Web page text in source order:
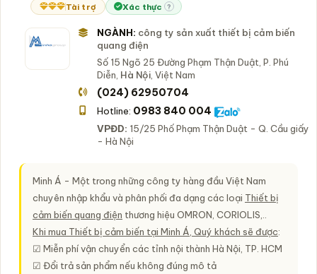
Tài trợ Xác thực ?
NGÀNH: công ty sản xuất thiết bị cảm biến
quang điện
Số 15 Ngõ 25 Đường Phạm Thận Duật, P. Phú
Diễn, Hà Nội, Việt Nam
(024) 62950704
Hotline: 0983 840 004
VPĐD: 15/25 Phố Phạm Thận Duật - Q. Cầu giấy
- Hà Nội
Minh Á - Một trong những công ty hàng đầu Việt Nam
chuyên nhập khẩu và phân phối đa dạng các loại Thiết bị
cảm biến quang điện thương hiệu OMRON, CORIOLIS,..
Khi mua Thiết bị cảm biến tại Minh Á, Quý khách sẽ được:
☑ Miễn phí vận chuyển các tỉnh nội thành Hà Nội, TP. HCM
☑ Đổi trả sản phẩm nếu không đúng mô tả